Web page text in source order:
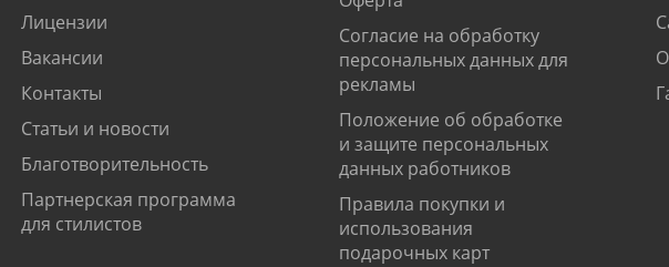
Лицензии
Вакансии
Контакты
Статьи и новости
Благотворительность
Партнерская программа
для стилистов
Согласие на обработку
персональных данных для
рекламы
Положение об обработке
и защите персональных
данных работников
Правила покупки и
использования
подарочных карт